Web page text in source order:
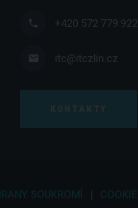
+420 572 779 922
itc@itczlin.cz
KONTAKTY